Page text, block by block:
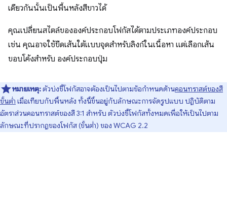
เดียวกันนั้นเป็นพื้นหลังสีขาวได้
คุณเปลี่ยนสไตล์ขององค์ประกอบโฟกัสได้ตามประเภทองค์ประกอบ
เช่น คุณอาจใช้ขีดเส้นใต้แบบจุดสำหรับลิงก์ในเนื้อหา แต่เลือกเส้น
ขอบโค้งสำหรับ องค์ประกอบปุ่ม
หมายเหตุ:ตัวบ่งชี้โฟกัสอาจต้องเป็นไปตามข้อกำหนดด้านคอนทราสต์ของสี
ขั้นต่ำ เมื่อเทียบกับพื้นหลัง ทั้งนี้ขึ้นอยู่กับลักษณะการจัดรูปแบบ ปฏิบัติตาม
อัตราส่วนคอนทราสต์ของสี 3:1 สำหรับ ตัวบ่งชี้โฟกัสทั้งหมดเพื่อให้เป็นไปตาม
ลักษณะที่ปรากฏของโฟกัส (ขั้นต่ำ) ของ WCAG 2.2